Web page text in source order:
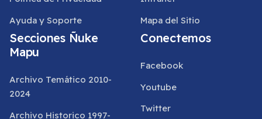
Ayuda y Soporte
Mapa del Sitio
Secciones Ñuke
Mapu
Archivo Temático 2010-
2024
Archivo Historico 1997-
Conectemos
Facebook
Youtube
Twitter